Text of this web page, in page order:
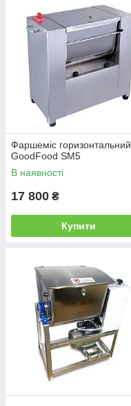
Фаршеміс горизонтальний
GoodFood SM5
В наявності
17 800 ₴
Купити